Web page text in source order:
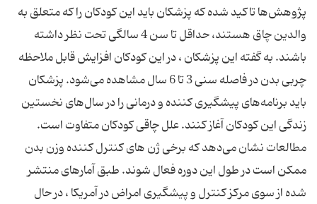
پژوهش‌ها تاکید شده که پزشکان باید این کودکان را که متعلق به
والدین چاق هستند، حداقل تا سن 4 سالگی تحت نظر داشته
باشند. به گفته این پزشکان ، در این کودکان افزایش قابل ملاحظه
چربی بدن در فاصله سنی 3 تا 6 سال مشاهده می‌شود. پزشکان
باید برنامه‌های پیشگیری کننده و درمانی را در سال‌های نخستین
زندگی این کودکان آغاز کنند. علل چاقی کودکان متفاوت است.
مطالعات نشان می‌دهد که برخی ژن های کنترل کننده وزن بدن
ممکن است در طول این دوره فعال شوند. طبق آمارهای منتشر
شده از سوی مرکز کنترل و پیشگیری امراض در آمریکا ، در حال